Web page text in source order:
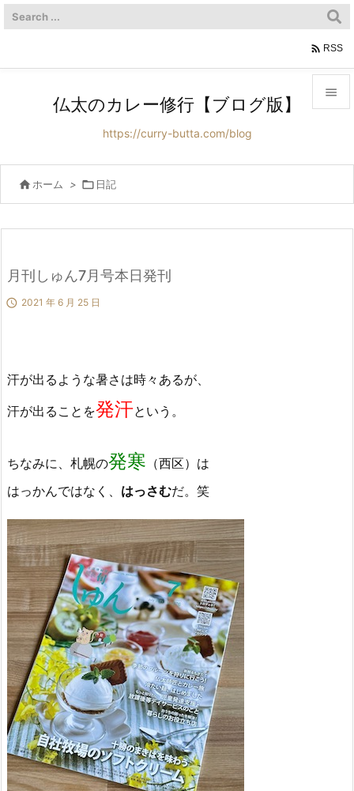



 RSS
仏太のカレー修行【ブログ版】
https://curry-butta.com/blog
 ホーム >  日記
月刊しゅん7月号本日発刊
 2021 年 6 月 25 日
汗が出るような暑さは時々あるが、
汗が出ることを発汗という。
ちなみに、札幌の発寒 （西区）は
はっかんではなく、 はっさむだ。笑